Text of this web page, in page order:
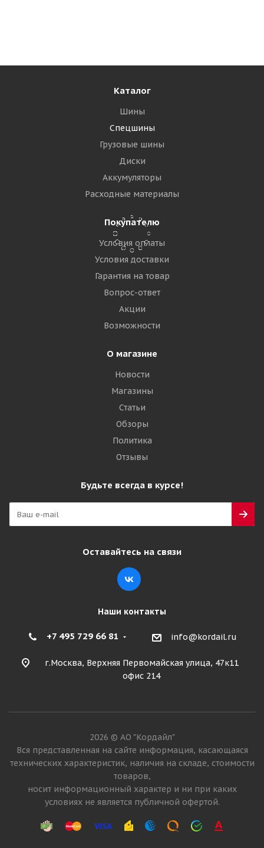
30 030₽
Подробнее
Maxam 28x9-15/7,00(8,15-15) MS701+ SM
Цельнолитая с бортом ВЬЕТНАМ
Maxam 28x9-15/7,00(8,15-15) MS700 TR EcoPoint3
Цельнолитая с бортом ВЬЕТНАМ
Подробнее
Каталог
Шины
Спецшины
Грузовые шины
Диски
Аккумуляторы
Расходные материалы
Покупателю
Условия оплаты
Условия доставки
Гарантия на товар
Вопрос-ответ
Акции
Возможности
О магазине
Новости
Магазины
Статьи
Обзоры
Политика
Отзывы
Будьте всегда в курсе!
Оставайтесь на связи
Наши контакты
+7 495 729 66 81 info@kordail.ru
г.Москва, Верхняя Первомайская улица, 47к11
офис 214
2026 © АО "Кордайл"
Вся представленная на сайте информация, касающаяся
технических характеристик, наличия на складе, стоимости
товаров,
носит информационный характер и ни при каких
условиях не является публичной офертой.